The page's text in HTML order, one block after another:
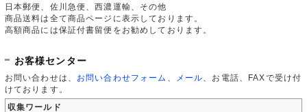
日本郵便、佐川急便、西濃運輸、その他
商品送料は全て商品ページに表示しております。
高額商品には保証付書留便をお勧めしております。
お客様センター
お問い合わせは、 お問い合わせフォーム メール 、お電話、FAXで受け付
けております。
収集ワールド